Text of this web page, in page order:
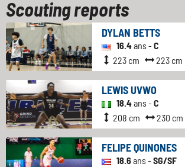
Scouting reports
DYLAN BETTS
16.4ans - C
223 cm
223 cm
LEWIS UVWO
18.4ans - C
208 cm
230 cm
FELIPE QUINONES
18.6ans - SG/SF